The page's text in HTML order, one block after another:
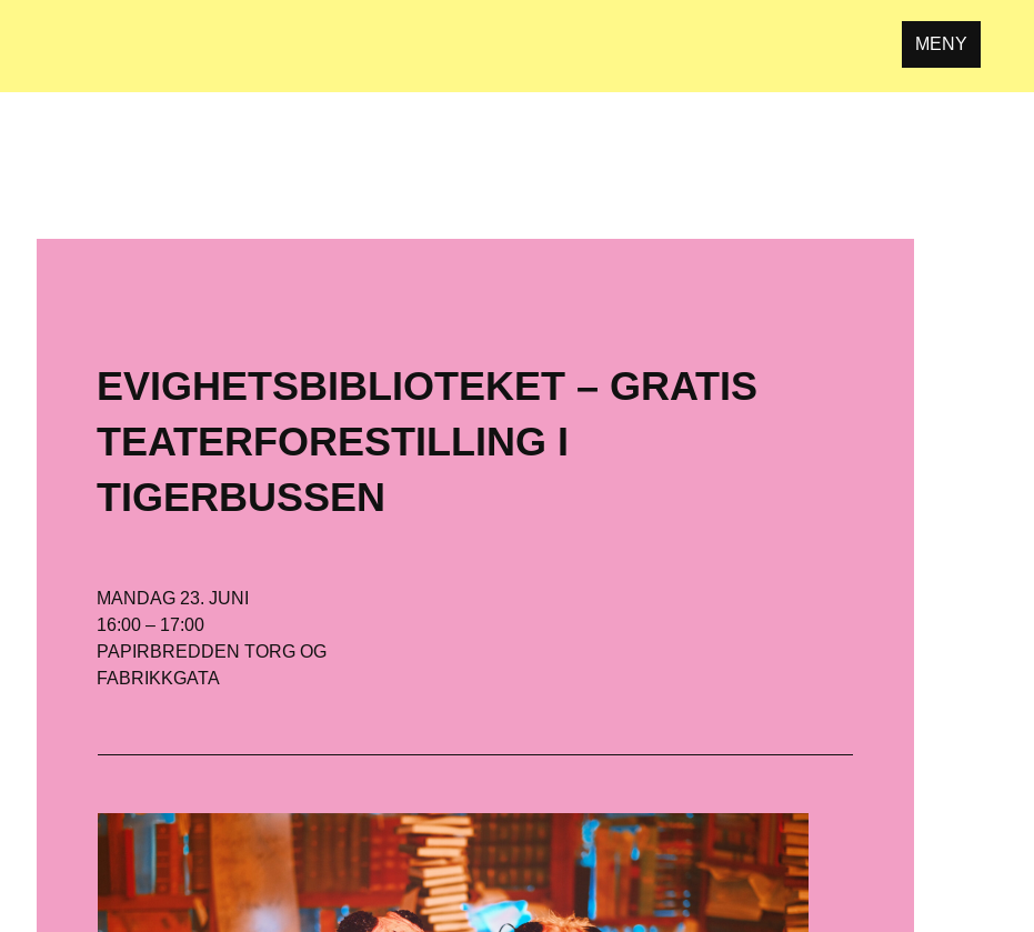
MENY
EVIGHETSBIBLIOTEKET – GRATIS
TEATERFORESTILLING I
TIGERBUSSEN
MANDAG 23. JUNI
16:00 – 17:00
PAPIRBREDDEN TORG OG
FABRIKKGATA